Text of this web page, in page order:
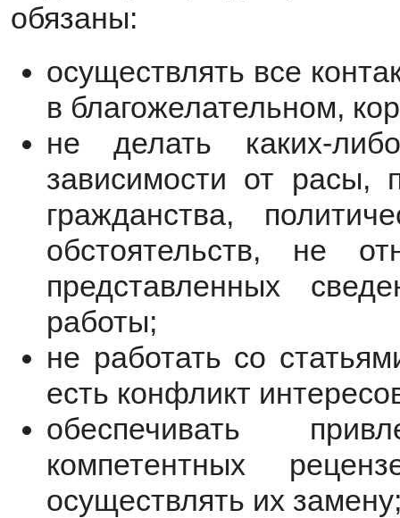
обязаны:
осуществлять все
в благожелательном,
не делать каких-
зависимости от расы,
гражданства,
обстоятельств, не
представленных
работы;
не работать со
есть конфликт
обеспечивать
компетентных
осуществлять их